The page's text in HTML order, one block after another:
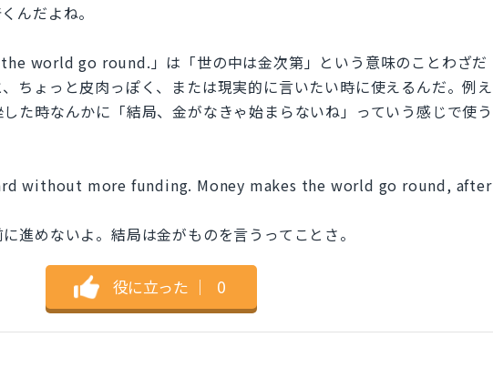
んだよね。
world go round.」は「世の中は金次第」という意味のことわざだ
ちょっと皮肉っぽく、または現実的に言いたい時に使えるんだ。例え
た時なんかに「結局、金がなきゃ始まらないね」っていう感じで使う
without more funding. Money makes the world go round, after
進めないよ。結局は金がものを言うってことさ。
役に立った ｜ 0